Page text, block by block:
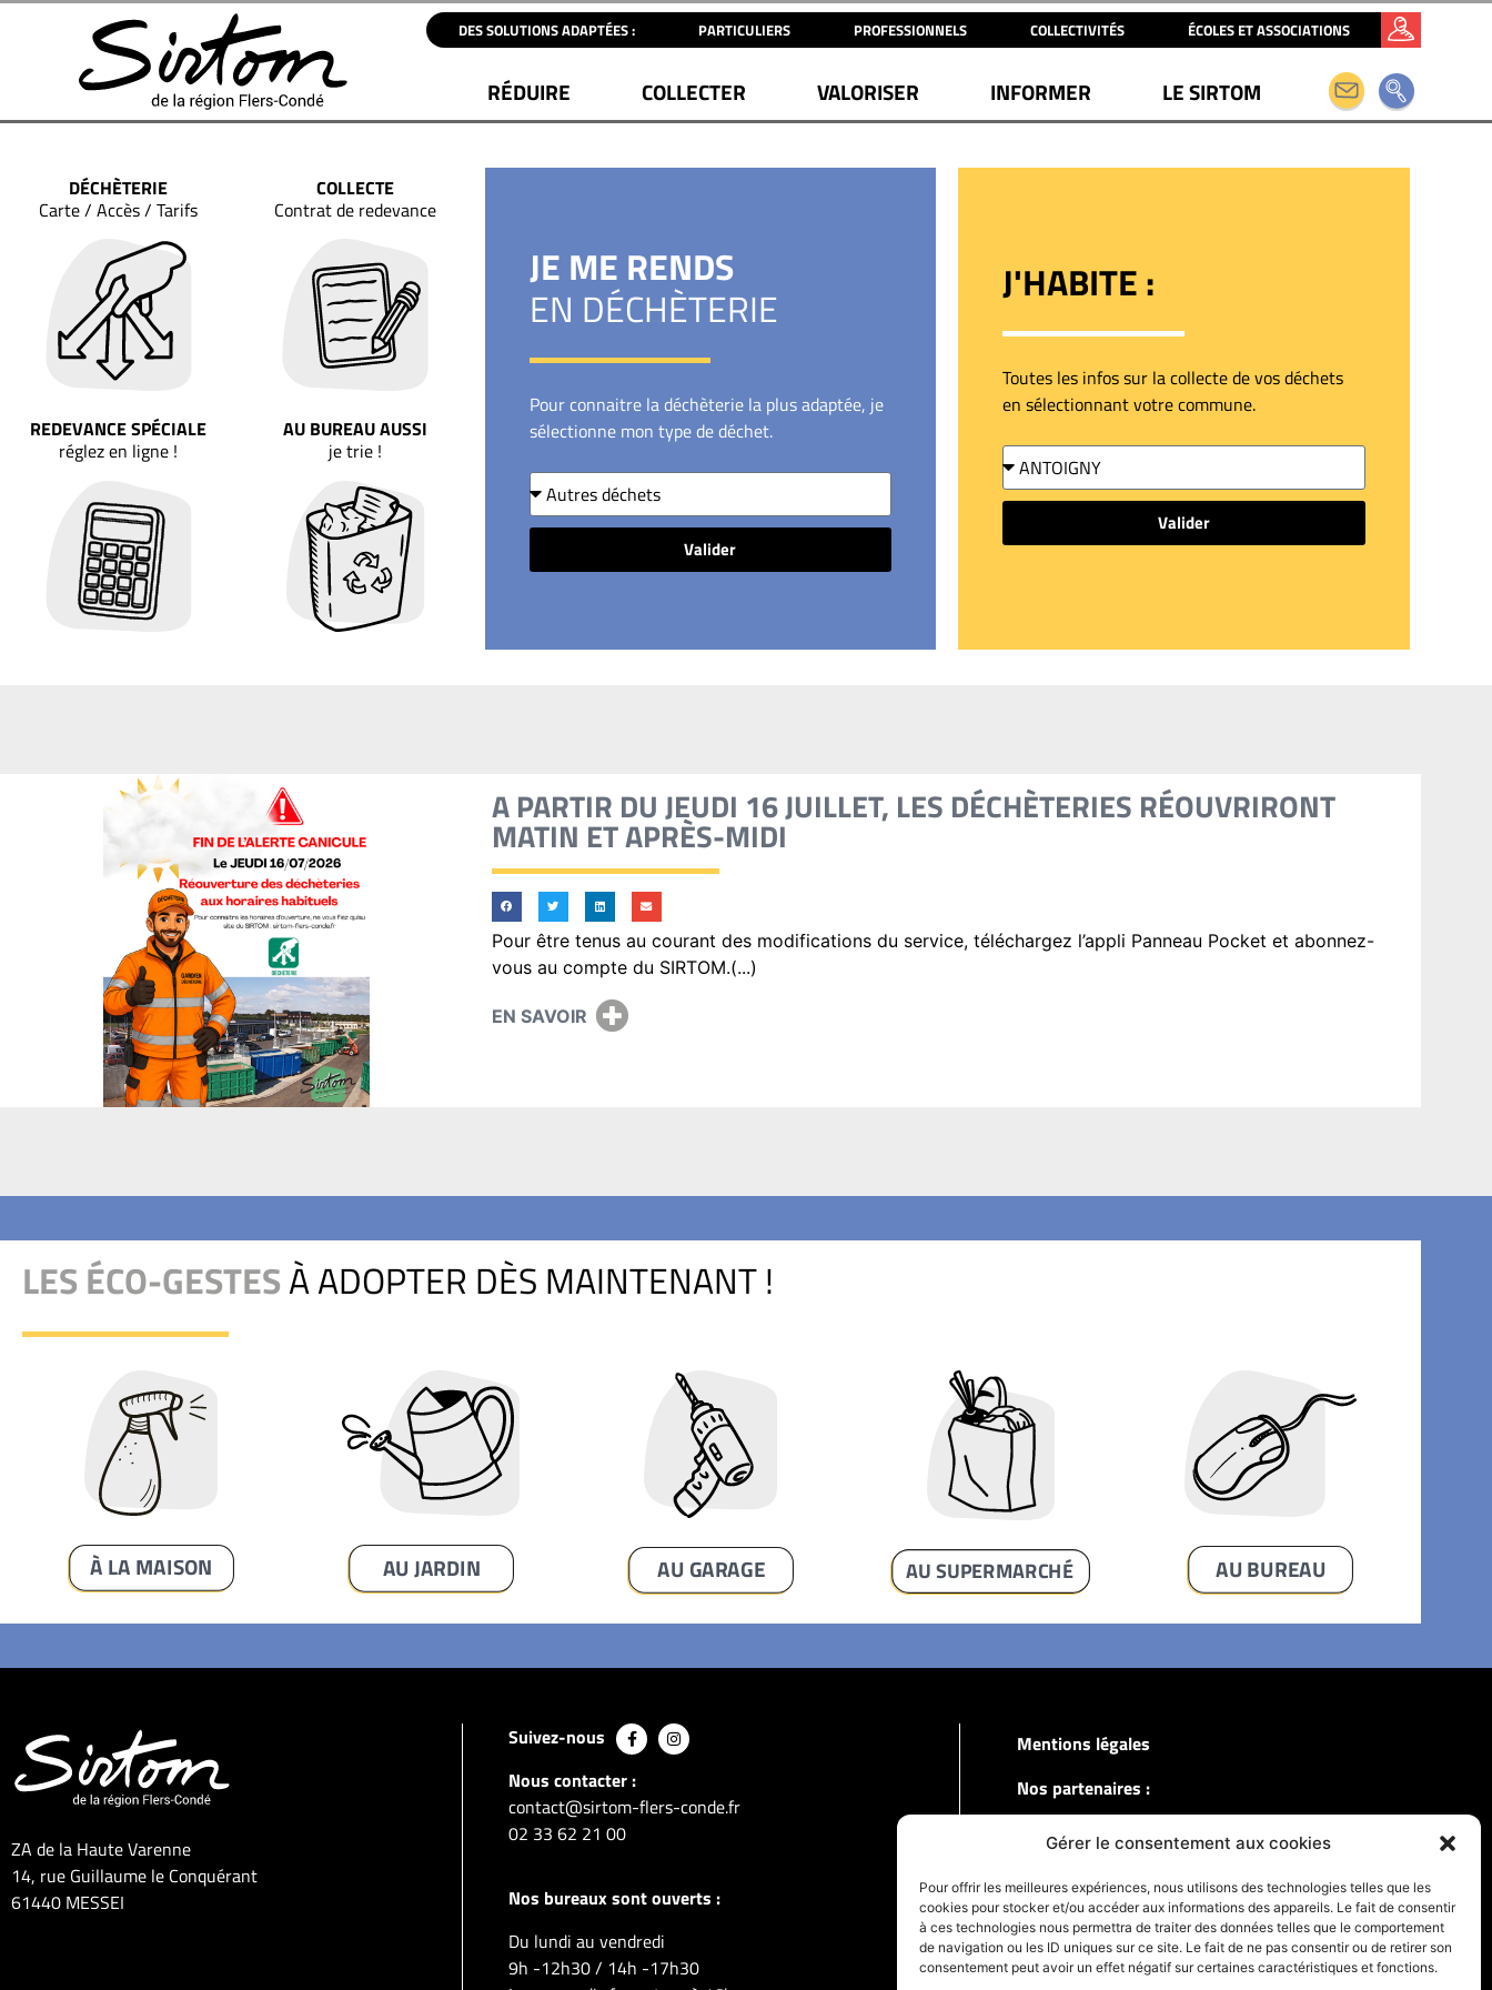
Gérer le consentement aux cookies
Pour offrir les meilleures expériences, nous utilisons des technologies telles que les
cookies pour stocker et/ou accéder aux informations des appareils. Le fait de consentir
à ces technologies nous permettra de traiter des données telles que le comportement
de navigation ou les ID uniques sur ce site. Le fait de ne pas consentir ou de retirer son
consentement peut avoir un effet négatif sur certaines caractéristiques et fonctions.
DES SOLUTIONS ADAPTÉES : PARTICULIERS PROFESSIONNELS COLLECTIVITÉS ÉCOLES ET ASSOCIATIONS
RÉDUIRE COLLECTER VALORISER INFORMER LE SIRTOM
DÉCHÈTERIE​
Carte / Accès / Tarifs
COLLECTE
Contrat de redevance
REDEVANCE SPÉCIALE
réglez en ligne !
AU BUREAU AUSSI
je trie !
JE ME RENDS
EN DÉCHÈTERIE
Pour connaitre la déchèterie la plus adaptée, je
sélectionne mon type de déchet.
Valider
J'HABITE :
Toutes les infos sur la collecte de vos déchets
en sélectionnant votre commune.
Valider
A PARTIR DU JEUDI 16 JUILLET, LES DÉCHÈTERIES RÉOUVRIRONT
MATIN ET APRÈS-MIDI
Pour être tenus au courant des modifications du service, téléchargez l’appli Panneau Pocket et abonnez-
vous au compte du SIRTOM.(...)
EN SAVOIR
LES ÉCO-GESTESÀ ADOPTER DÈS MAINTENANT !
À LA MAISON AU JARDIN AU GARAGE AU SUPERMARCHÉ AU BUREAU
ZA de la Haute Varenne
14, rue Guillaume le Conquérant
61440 MESSEI
Suivez-nous
Nous contacter :
contact@sirtom-flers-conde.fr
02 33 62 21 00
Nos bureaux sont ouverts :
Du lundi au vendredi
9h -12h30 / 14h -17h30
Mentions légales
Nos partenaires :